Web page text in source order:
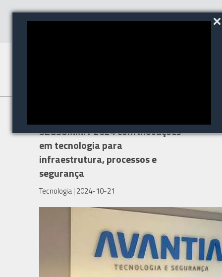
SEGSUMMIT 2024 com inovações
em tecnologia para
infraestrutura, processos e
segurança
Tecnologia| 2024-10-21